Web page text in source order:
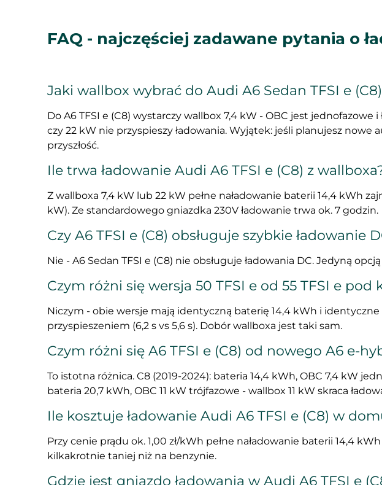
FAQ - najczęściej zadawane pytania o
Jaki wallbox wybrać do Audi A6 Sedan TFSI e
Do A6 TFSI e (C8) wystarczy wallbox 7,4 kW - OBC jest
czy 22 kW nie przyspieszy ładowania. Wyjątek: jeśli planujesz
przyszłość.
Ile trwa ładowanie Audi A6 TFSI e (C8) z
Z wallboxa 7,4 kW lub 22 kW pełne naładowanie baterii 14,4 kWh
kW). Ze standardowego gniazdka 230V ładowanie trwa ok. 7 godzin.
Czy A6 TFSI e (C8) obsługuje szybkie ładowanie
Nie - A6 Sedan TFSI e (C8) nie obsługuje ładowania DC. Jedyną
Czym różni się wersja 50 TFSI e od 55 TFSI e pod
Niczym - obie wersje mają identyczną baterię 14,4 kWh i
przyspieszeniem (6,2 s vs 5,6 s). Dobór wallboxa jest taki sam.
Czym różni się A6 TFSI e (C8) od nowego A6 e-
To istotna różnica. C8 (2019-2024): bateria 14,4 kWh, OBC 7,4 kW
bateria 20,7 kWh, OBC 11 kW trójfazowe - wallbox 11 kW skraca
Ile kosztuje ładowanie Audi A6 TFSI e (C8) w
Przy cenie prądu ok. 1,00 zł/kWh pełne naładowanie baterii 14,4
kilkakrotnie taniej niż na benzynie.
Gdzie jest gniazdo ładowania w Audi A6 TFSI e